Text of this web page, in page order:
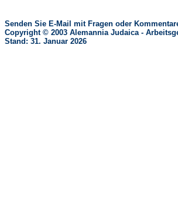
Senden Sie E-Mail mit Fragen oder
Copyright © 2003 Alemannia Judaica -
Stand: 31. Januar 2026